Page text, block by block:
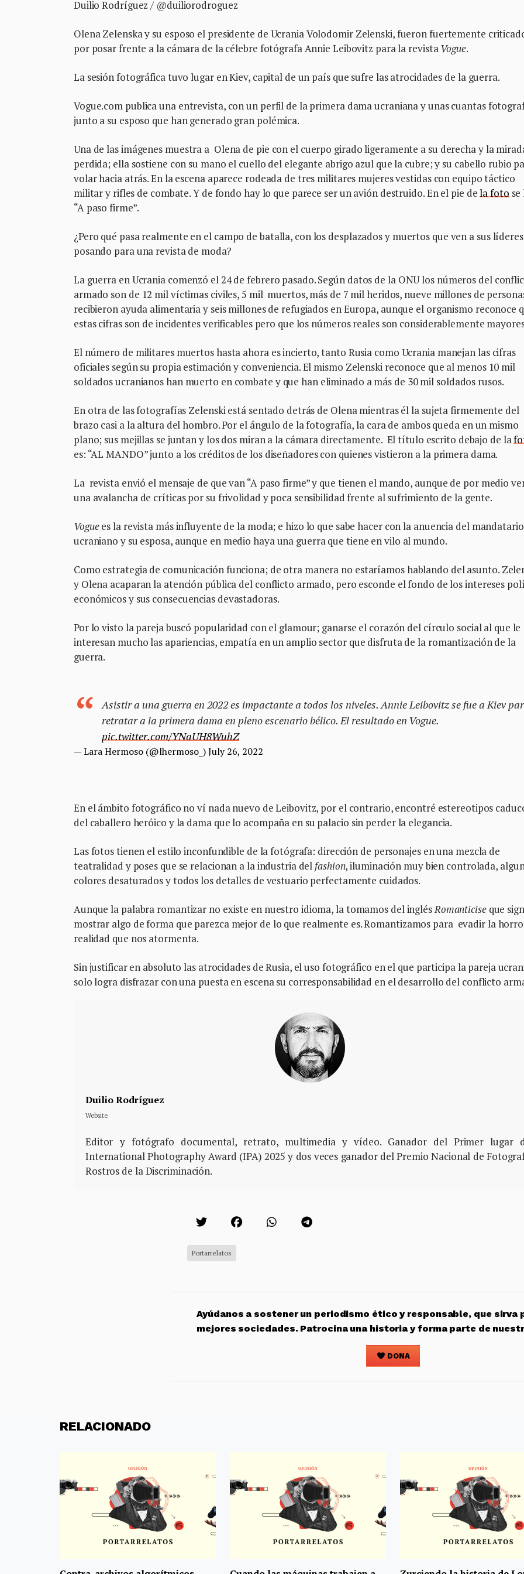
Duilio Rodríguez / @duiliorodroguez
Olena Zelenska y su esposo el presidente de Ucrania Volodomir Zelenski, fueron fuertemente
por posar frente a la cámara de la célebre fotógrafa Annie Leibovitz para la revistaVogue.
La sesión fotográfica tuvo lugar en Kiev, capital de un país que sufre las atrocidades de la guerra.
Vogue.com publica una entrevista, con un perfil de la primera dama ucraniana y unas cuantas
junto a su esposo que han generado gran polémica.
Una de las imágenes muestra a Olena de pie con el cuerpo girado ligeramente a su derecha y la
perdida; ella sostiene con su mano el cuello del elegante abrigo azul que la cubre; y su cabello rubio
volar hacia atrás. En la escena aparece rodeada de tres militares mujeres vestidas con equipo táctico
militar y rifles de combate. Y de fondo hay lo que parece ser un avión destruido. En el pie dela fotose
“A paso firme”.
¿Pero qué pasa realmente en el campo de batalla, con los desplazados y muertos que ven a sus líderes
posando para una revista de moda?
La guerra en Ucrania comenzó el 24 de febrero pasado. Según datos de la ONU los números del
armado son de 12 mil víctimas civiles, 5 mil muertos, más de 7 mil heridos, nueve millones de
recibieron ayuda alimentaria y seis millones de refugiados en Europa, aunque el organismo reconoce
estas cifras son de incidentes verificables pero que los números reales son considerablemente
El número de militares muertos hasta ahora es incierto, tanto Rusia como Ucrania manejan las cifras
oficiales según su propia estimación y conveniencia. El mismo Zelenski reconoce que al menos 10 mil
soldados ucranianos han muerto en combate y que han eliminado a más de 30 mil soldados rusos.
En otra de las fotografías Zelenski está sentado detrás de Olena mientras él la sujeta firmemente del
brazo casi a la altura del hombro. Por el ángulo de la fotografía, la cara de ambos queda en un mismo
plano; sus mejillas se juntan y los dos miran a la cámara directamente. El título escrito debajo de la
es: “AL MANDO” junto a los créditos de los diseñadores con quienes vistieron a la primera dama.
La revista envió el mensaje de que van “A paso firme” y que tienen el mando, aunque de por medio
una avalancha de críticas por su frivolidad y poca sensibilidad frente al sufrimiento de la gente.
Voguees la revista más influyente de la moda; e hizo lo que sabe hacer con la anuencia del mandatario
ucraniano y su esposa, aunque en medio haya una guerra que tiene en vilo al mundo.
Como estrategia de comunicación funciona; de otra manera no estaríamos hablando del asunto.
y Olena acaparan la atención pública del conflicto armado, pero esconde el fondo de los intereses
económicos y sus consecuencias devastadoras.
Por lo visto la pareja buscó popularidad con el glamour; ganarse el corazón del círculo social al que le
interesan mucho las apariencias, empatía en un amplio sector que disfruta de la romantización de la
guerra.
Asistir a una guerra en 2022 es impactante a todos los niveles. Annie Leibovitz se fue a Kiev
retratar a la primera dama en pleno escenario bélico. El resultado en Vogue.
pic.twitter.com/YNaUH8WuhZ
— Lara Hermoso (@lhermoso_)July 26, 2022
En el ámbito fotográfico no ví nada nuevo de Leibovitz, por el contrario, encontré estereotipos
del caballero heróico y la dama que lo acompaña en su palacio sin perder la elegancia.
Las fotos tienen el estilo inconfundible de la fotógrafa: dirección de personajes en una mezcla de
teatralidad y poses que se relacionan a la industria del fashion, iluminación muy bien controlada,
colores desaturados y todos los detalles de vestuario perfectamente cuidados.
Aunque la palabra romantizar no existe en nuestro idioma, la tomamos del inglésRomanticiseque
mostrar algo de forma que parezca mejor de lo que realmente es. Romantizamos para evadir la
realidad que nos atormenta.
Sin justificar en absoluto las atrocidades de Rusia, el uso fotográfico en el que participa la pareja
solo logra disfrazar con una puesta en escena su corresponsabilidad en el desarrollo del conflicto
Duilio Rodríguez
Website
Editor y fotógrafo documental, retrato, multimedia y vídeo. Ganador del Primer lugar
International Photography Award (IPA) 2025 y dos veces ganador del Premio Nacional de
Rostros de la Discriminación.
Portarrelatos
Ayúdanos a sostener un periodismo ético y responsable, que sirva
mejores sociedades. Patrocina una historia y forma parte de
DONA
RELACIONADO